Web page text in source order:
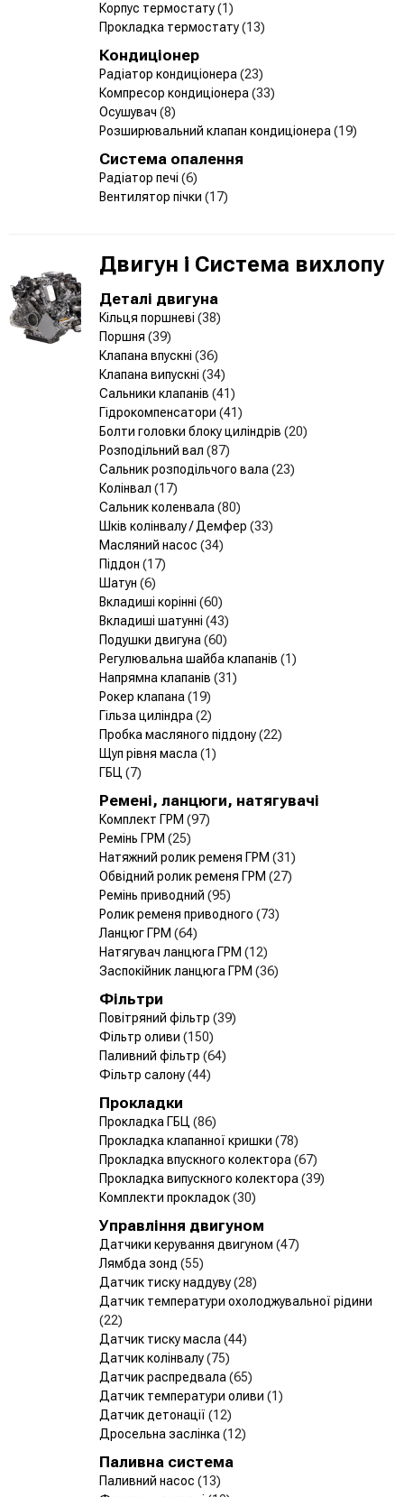
Корпус термостату(1)
Прокладка термостату(13)
Кондиціонер
Радіатор кондиціонера (23)
Компресор кондиціонера (33)
Осушувач (8)
Розширювальний клапан кондиціонера (19)
Система опалення
Радіатор печі (6)
Вентилятор пічки (17)
Двигун і Система вихлопу
Деталі двигуна
Кільця поршневі (38)
Поршня (39)
Клапана впускні (36)
Клапана випускні (34)
Сальники клапанів (41)
Гідрокомпенсатори (41)
Болти головки блоку циліндрів (20)
Розподільний вал (87)
Сальник розподільчого вала (23)
Колінвал (17)
Сальник коленвала (80)
Шків колінвалу / Демфер (33)
Масляний насос (34)
Піддон (17)
Шатун (6)
Вкладиші корінні (60)
Вкладиші шатунні (43)
Подушки двигуна (60)
Регулювальна шайба клапанів (1)
Напрямна клапанів (31)
Рокер клапана (19)
Гільза циліндра (2)
Пробка масляного піддону(22)
Щуп рівня масла (1)
ГБЦ (7)
Ремені, ланцюги, натягувачі
Комплект ГРМ (97)
Ремінь ГРМ (25)
Натяжний ролик ременя ГРМ (31)
Обвідний ролик ременя ГРМ (27)
Ремінь приводний (95)
Ролик ременя приводного (73)
Ланцюг ГРМ (64)
Натягувач ланцюга ГРМ (12)
Заспокійник ланцюга ГРМ (36)
Фільтри
Повітряний фільтр (39)
Фільтр оливи (150)
Паливний фільтр (64)
Фільтр салону(44)
Прокладки
Прокладка ГБЦ (86)
Прокладка клапанної кришки (78)
Прокладка впускного колектора (67)
Прокладка випускного колектора (39)
Комплекти прокладок(30)
Управління двигуном
Датчики керування двигуном (47)
Лямбда зонд (55)
Датчик тиску наддуву(28)
Датчик температури охолоджувальної рідини
(22)
Датчик тиску масла (44)
Датчик колінвалу(75)
Датчик распредвала (65)
Датчик температури оливи (1)
Датчик детонації (12)
Дросельна заслінка (12)
Паливна система
Паливний насос (13)